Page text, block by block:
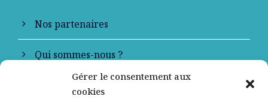
Gérer le consentement aux
cookies
Nos partenaires
Qui sommes-nous ?
Contactez-nous